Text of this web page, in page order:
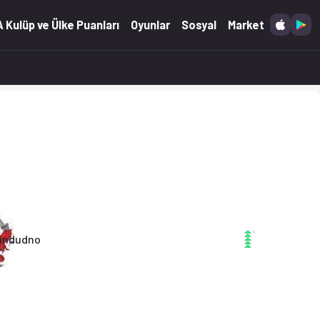
Özet, kadro ve istatistikler Ofsayt'ta. (18.04.2026)
Kulüp ve Ülke Puanları Oyunlar Sosyal Market